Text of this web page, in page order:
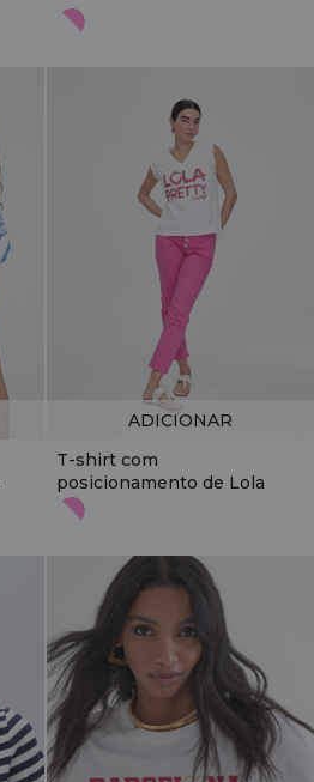
T-shirt com
posicionamento de Lola
ADICIONAR